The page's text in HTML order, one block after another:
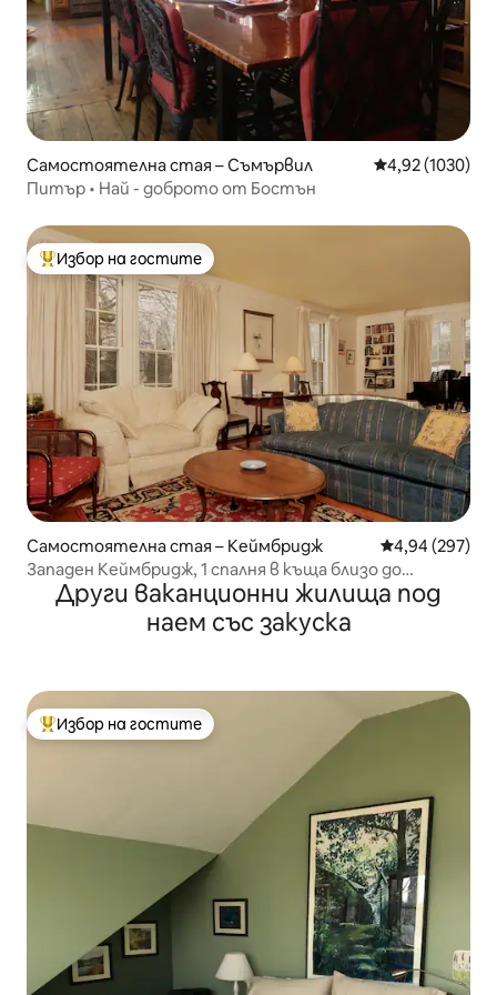
Самостоятелна стая – Съмървил Средна
4,92 (1030)
Питър • Най - доброто от Бостън
Най-популярен избор на гостите
Избор на гостите
Самостоятелна стая – Кеймбридж Средна
4,94 (297)
Западен Кеймбридж, 1 спалня в къща близо до
Харвард
Други ваканционни жилища под
наем със закуска
Най-популярен избор на гостите
Избор на гостите